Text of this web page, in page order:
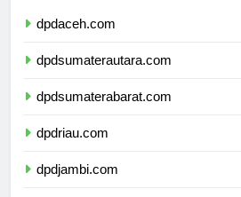
dpdaceh.com
dpdsumaterautara.com
dpdsumaterabarat.com
dpdriau.com
dpdjambi.com